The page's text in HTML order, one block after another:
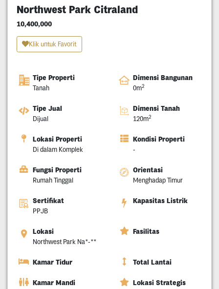
Northwest Park Citraland
10,400,000
Klik untuk Favorit
Tipe Properti
Tanah
Dimensi Bangunan
0m2
Tipe Jual
Dijual
Dimensi Tanah
120m2
Lokasi Properti
Di dalam Komplek
Kondisi Properti
-
Fungsi Properti
Rumah Tinggal
Orientasi
Menghadap Timur
Sertifikat
PPJB
Kapasitas Listrik
Lokasi
Northwest Park Na*-**
Fasilitas
Kamar Tidur Total Lantai
Kamar Mandi Lokasi Strategis